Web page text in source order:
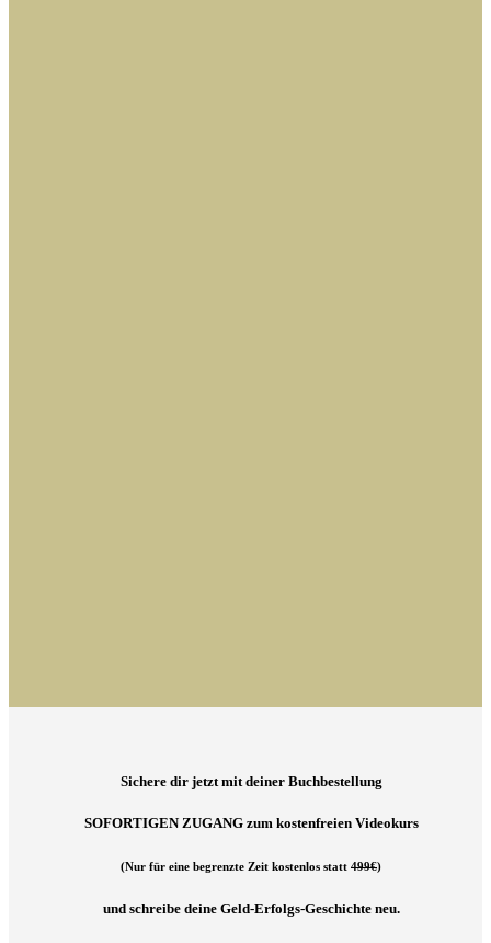
Sichere dir jetztmit deiner Buchbestellung
SOFORTIGEN ZUGANG zum kostenfreien Videokurs
(Nur für eine begrenzte Zeit kostenlos statt 499€)
und schreibe deine Geld-Erfolgs-Geschichte neu.